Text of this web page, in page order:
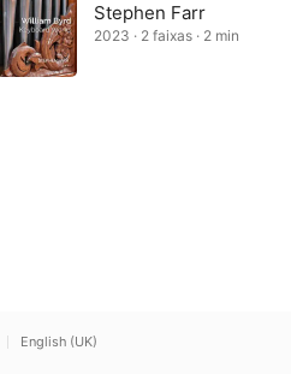
Stephen Farr
2023 · 2 faixas · 2 min
English (UK)